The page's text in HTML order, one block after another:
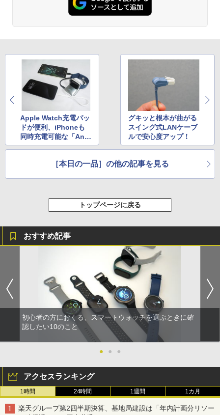
Apple Watch充電パッ
ドが便利、iPhoneも
同時充電可能な「Ank
er MagGo Power Ban
グキッと根本が曲がる
スイング式LANケーブ
ルで安心度アップ！
［本日の一品］の他の記事を見る
トップページに戻る
おすすめ記事
初心者の方におくる、スマートウォッチを選ぶときに確
認したい10のこと
● ● ●
アクセスランキング
1時間 24時間 1週間 1カ月
楽天グループ第2四半期決算、基地局建設は「年内計画分リソー